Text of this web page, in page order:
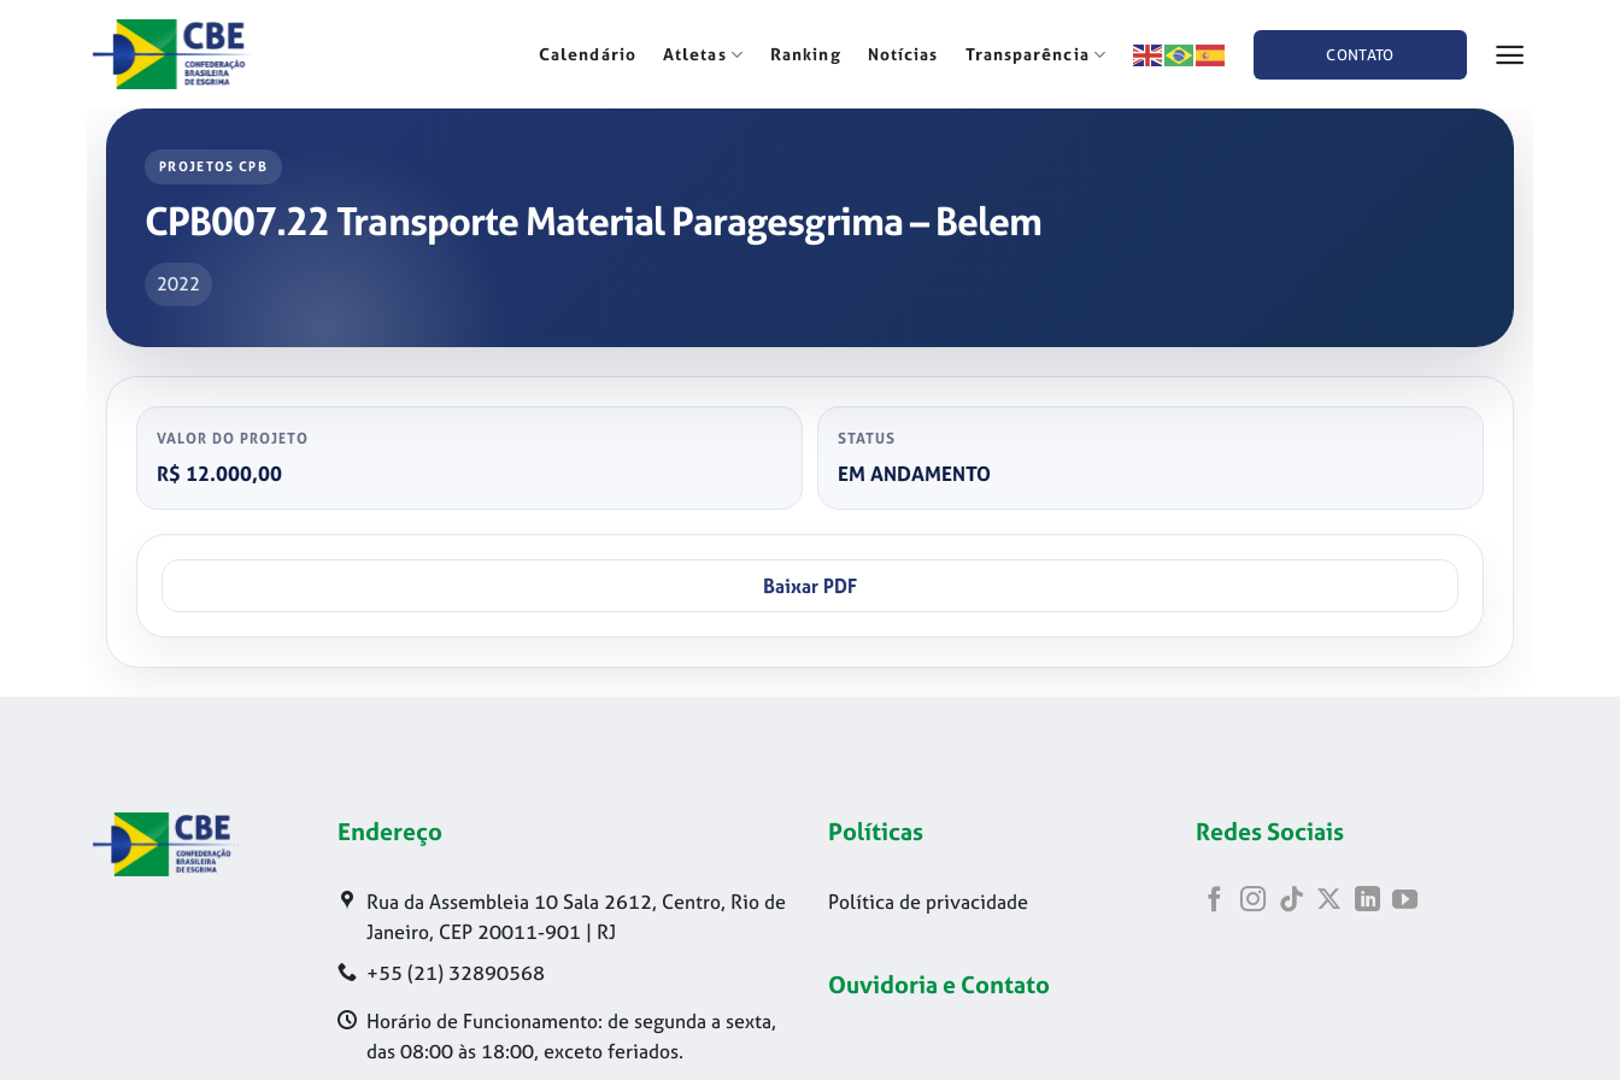
Calendário Atletas Ranking Notícias Transparência CONTATO
PROJETOS CPB
CPB007.22 Transporte Material Paragesgrima – Belem
2022
VALOR DO PROJETO
R$ 12.000,00
STATUS
EM ANDAMENTO
Baixar PDF
Endereço
Rua da Assembleia 10 Sala 2612, Centro, Rio de
Janeiro, CEP 20011-901 | RJ
+55 (21) 32890568
Horário de Funcionamento: de segunda a sexta,
das 08:00 às 18:00, exceto feriados.
Políticas
Política de privacidade
Ouvidoria e Contato
Redes Sociais